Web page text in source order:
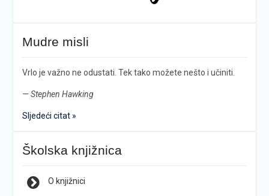
Mudre misli
Vrlo je važno ne odustati. Tek tako možete nešto i učiniti.
— Stephen Hawking
Sljedeći citat »
Školska knjižnica
O knjižnici